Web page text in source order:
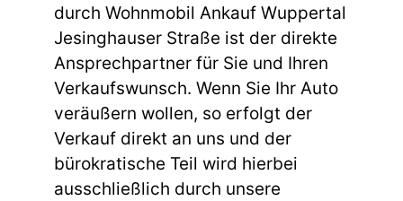
durch Wohnmobil Ankauf Wuppertal
Jesinghauser Straße ist der direkte
Ansprechpartner für Sie und Ihren
Verkaufswunsch. Wenn Sie Ihr Auto
veräußern wollen, so erfolgt der
Verkauf direkt an uns und der
bürokratische Teil wird hierbei
ausschließlich durch unsere